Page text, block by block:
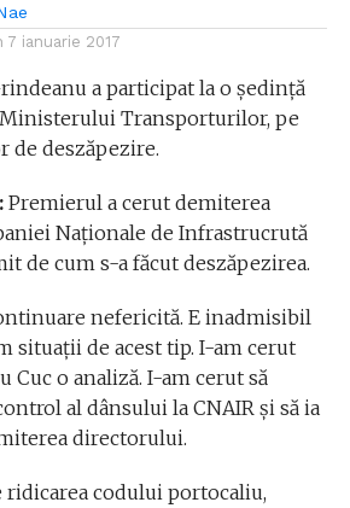
7 ianuarie 2017
a participat la o ședință
Transporturilor, pe
de deszăpezire.
Premierul a cerut demiterea
Naționale de Infrastrucrută
de cum s-a făcut deszăpezirea.
nefericită. E inadmisibil
situații de acest tip. I-am cerut
o analiză. I-am cerut să
al dânsului la CNAIR și să ia
directorului.
ridicarea codului portocaliu,